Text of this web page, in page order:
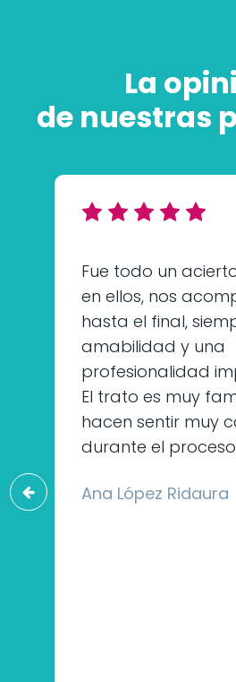
La
de nuestras
Fue todo un
en ellos, nos
hasta el final,
amabilidad y una
profesionalidad
El trato es muy
hacen sentir muy
durante el
Ana López Ridaura